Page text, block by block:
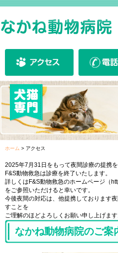
ホーム > アクセス
2025年7月31日をもって夜間診療の提携
F&S動物救急は診療を終了いたします。
詳しくはF&S動物救急のホームページ（
をご参照いただけると幸いです。
今後夜間の対応は、他提携しております
すことを
ご理解のほどよろしくお願い申し上げます
なかね動物病院のご案